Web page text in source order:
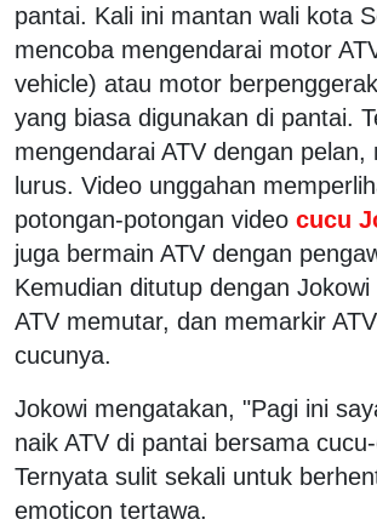
pantai. Kali ini mantan wali kota
mencoba mengendarai motor
vehicle) atau motor
yang biasa digunakan di pantai.
mengendarai ATV dengan pelan,
lurus. Video unggahan
potongan-potongan video cucu
juga bermain ATV dengan
Kemudian ditutup dengan
ATV memutar, dan memarkir
cucunya.
Jokowi mengatakan, "Pagi ini
naik ATV di pantai bersama
Ternyata sulit sekali untuk
emoticon tertawa.